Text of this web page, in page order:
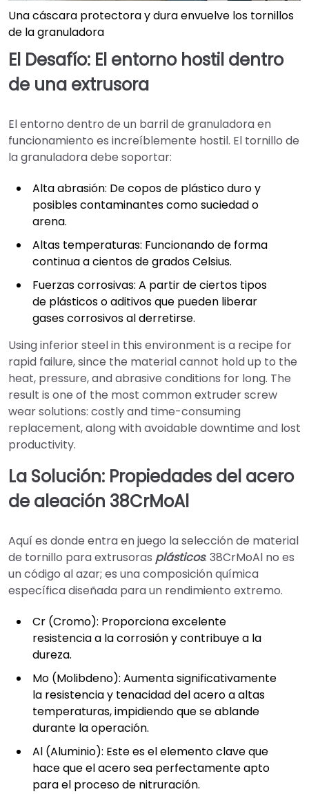
Una cáscara protectora y dura envuelve los tornillos
de la granuladora
El Desafío: El entorno hostil dentro
de una extrusora
El entorno dentro de un barril de granuladora en
funcionamiento es increíblemente hostil. El tornillo de
la granuladora debe soportar:
Alta abrasión: De copos de plástico duro y
posibles contaminantes como suciedad o
arena.
Altas temperaturas: Funcionando de forma
continua a cientos de grados Celsius.
Fuerzas corrosivas: A partir de ciertos tipos
de plásticos o aditivos que pueden liberar
gases corrosivos al derretirse.
Using inferior steel in this environment is a recipe for
rapid failure, since the material cannot hold up to the
heat, pressure, and abrasive conditions for long. The
result is one of the most common extruder screw
wear solutions: costly and time-consuming
replacement, along with avoidable downtime and lost
productivity.
La Solución: Propiedades del acero
de aleación 38CrMoAl
Aquí es donde entra en juego la selección de material
de tornillo para extrusoras plásticos. 38CrMoAl no es
un código al azar; es una composición química
específica diseñada para un rendimiento extremo.
Cr (Cromo): Proporciona excelente
resistencia a la corrosión y contribuye a la
dureza.
Mo (Molibdeno): Aumenta significativamente
la resistencia y tenacidad del acero a altas
temperaturas, impidiendo que se ablande
durante la operación.
Al (Aluminio): Este es el elemento clave que
hace que el acero sea perfectamente apto
para el proceso de nitruración.